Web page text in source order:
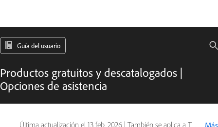
Guía del usuario
Productos gratuitos y descatalogados |
Opciones de asistencia
Última actualización el 13 feb. 2026 | También se aplica a Type Products Más